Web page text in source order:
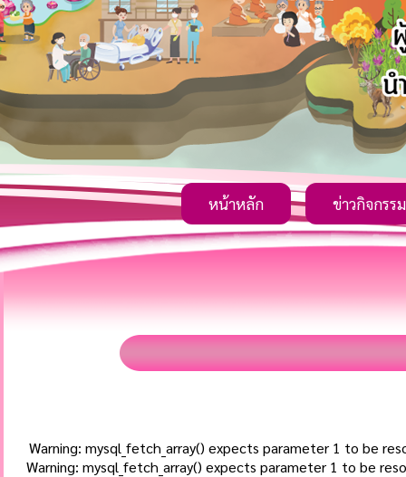
หน้าหลัก ข่าวกิจกรรม
Warning: mysql_fetch_array() expects parameter 1 to be
Warning: mysql_fetch_array() expects parameter 1 to be